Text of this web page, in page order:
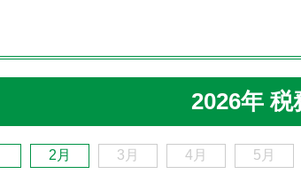
2026年
2月 3月 4月 5月